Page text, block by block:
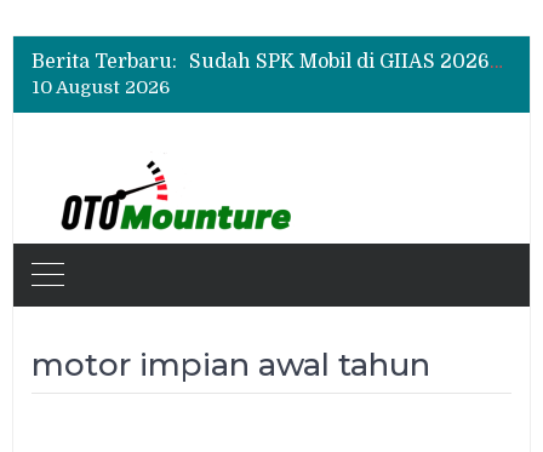
Berita Terbaru:
Rangkul Komunitas Mobil, Motul Indonesia Gelar Car MeetUp Perdana di Tangerang
Sudah SPK Mobil di GIIAS 2026? Ini Tahapan yang Harus Dilakukan Setelah Pameran
Rangkul Komunitas Mobil, Motul Indonesia Gelar Car MeetUp Perdana di Tangerang
10 August 2026
motor impian awal tahun